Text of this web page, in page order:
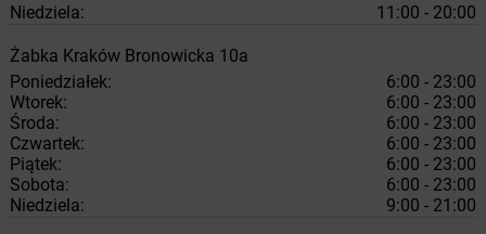
Niedziela:
11:00 - 20:00
Żabka Kraków Bronowicka 10a
Poniedziałek:
6:00 - 23:00
Wtorek:
6:00 - 23:00
Środa:
6:00 - 23:00
Czwartek:
6:00 - 23:00
Piątek:
6:00 - 23:00
Sobota:
6:00 - 23:00
Niedziela:
9:00 - 21:00